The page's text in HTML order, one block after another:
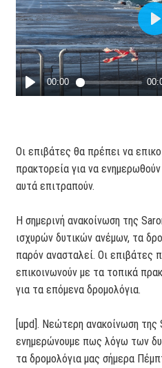
Οι επιβάτες θα πρέπει να
πρακτορεία για να
αυτά επιτραπούν.
Η σημερινή ανακοίνωση της
ισχυρών δυτικών ανέμων, τα
παρόν ανασταλεί. Οι επιβάτες
επικοινωνούν με τα τοπικά
για τα επόμενα δρομολόγια.
[upd]. Νεώτερη ανακοίνωση της
ενημερώνουμε πως λόγω των
τα δρομολόγια μας σήμερα